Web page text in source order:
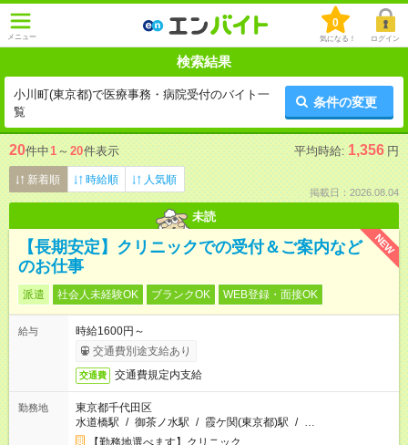
メニュー
0
気になる！ ログイン
検索結果
小川町(東京都)で医療事務・病院受付のバイト一
覧
条件の変更
20件中1 ～ 20件表示 平均時給: 1,356 円
新着順 時給順 人気順
掲載日：2026.08.04
未読
NEW
【長期安定】クリニックでの受付＆ご案内など
のお仕事
派遣 社会人未経験OK ブランクOK WEB登録・面接OK
給与
時給1600円～
交通費別途支給あり
交通費 交通費規定内支給
勤務地
東京都千代田区
水道橋駅 / 御茶ノ水駅 / 霞ケ関(東京都)駅 / …
【勤務地選べます】クリニック